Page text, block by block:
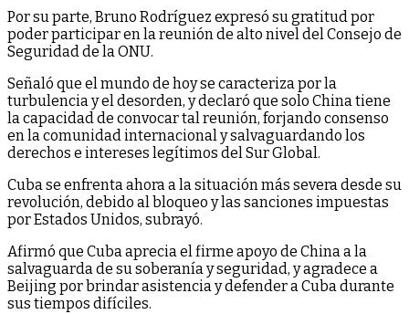
Por su parte, Bruno Rodríguez expresó su gratitud por
poder participar en la reunión de alto nivel del Consejo de
Seguridad de la ONU.
Señaló que el mundo de hoy se caracteriza por la
turbulencia y el desorden, y declaró que solo China tiene
la capacidad de convocar tal reunión, forjando consenso
en la comunidad internacional y salvaguardando los
derechos e intereses legítimos del Sur Global.
Cuba se enfrenta ahora a la situación más severa desde su
revolución, debido al bloqueo y las sanciones impuestas
por Estados Unidos, subrayó.
Afirmó que Cuba aprecia el firme apoyo de China a la
salvaguarda de su soberanía y seguridad, y agradece a
Beijing por brindar asistencia y defender a Cuba durante
sus tiempos difíciles.